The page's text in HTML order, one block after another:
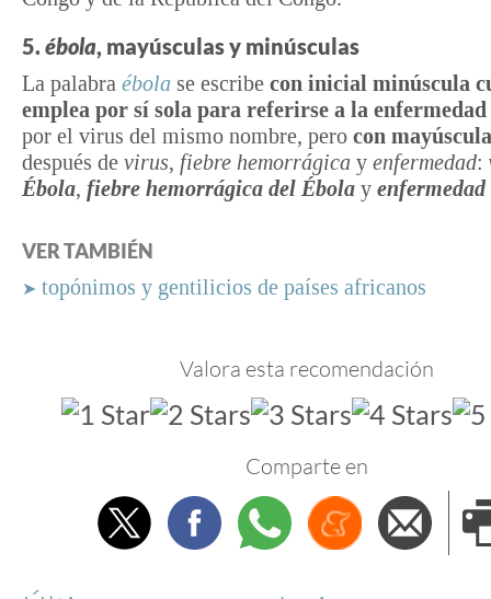
5. ébola, mayúsculas y minúsculas
La palabra ébola se escribe con inicial minúscula
emplea por sí sola para referirse a la enfermedad
por el virus del mismo nombre, pero con mayúscula
después de virus, fiebre hemorrágica y enfermedad:
Ébola, fiebre hemorrágica del Ébola y
VER TAMBIÉN
➤ topónimos y gentilicios de países africanos
Valora esta recomendación
Comparte en
TwitterFacebookWhatsappMenéame